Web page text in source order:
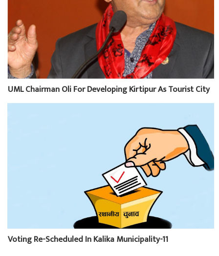
UML Chairman Oli For Developing Kirtipur As Tourist City
Voting Re-Scheduled In Kalika Municipality-11